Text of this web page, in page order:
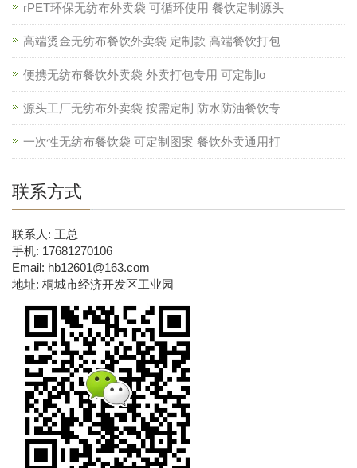
rPET环保无纺布外卖袋 可循环使用 餐饮定制源头
高端烫金无纺布餐饮外卖袋 定制款 高端餐饮打包
便携无纺布餐饮外卖袋 外卖打包专用 可定制lo
源头工厂无纺布外卖袋 按需定制 防水防油餐饮专
一次性无纺布餐饮袋 可定制图案 餐饮外卖通用打
联系方式
联系人: 王总
手机: 17681270106
Email: hb12601@163.com
地址: 桐城市经济开发区工业园